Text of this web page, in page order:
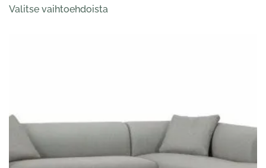
8550,00 €
Valitse vaihtoehdoistatuotteella
sivulla.